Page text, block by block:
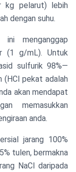
kg pelarut) lebih
dengan suhu.
ini menganggap
(1 g/mL). Untuk
sulfurik 98%—
(HCl pekat adalah
akan mendapat
memasukkan
anda.
jarang 100%
tulen, bermakna
NaCl daripada